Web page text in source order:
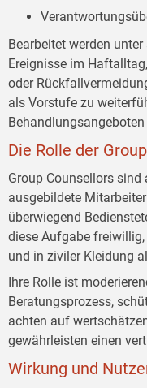
Bearbeitet werden
Ereignisse im
oder
als Vorstufe zu
Behandlungsangeboten
Die Rolle der
Group Counsellors sind
ausgebildete
überwiegend
diese Aufgabe
und in ziviler Kleidung
Ihre Rolle ist
Beratungsprozess,
achten auf
gewährleisten einen
Wirkung und